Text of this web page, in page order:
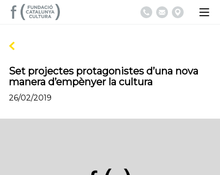
Set projectes protagonistes d’una nova
manera d’empènyer la cultura
26/02/2019